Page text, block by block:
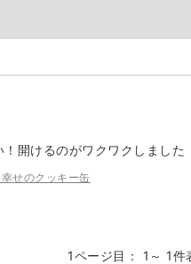
開けるのがワクワクしました
せのクッキー缶
1ページ目： 1～ 1件